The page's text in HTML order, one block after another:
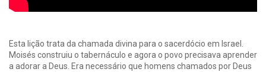
Esta lição trata da chamada divina para o sacerdócio em Israel.
Moisés construiu o tabernáculo e agora o povo precisava aprender
a adorar a Deus. Era necessário que homens chamados por Deus